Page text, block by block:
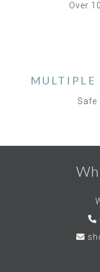
Over
MULTIPLE
Safe